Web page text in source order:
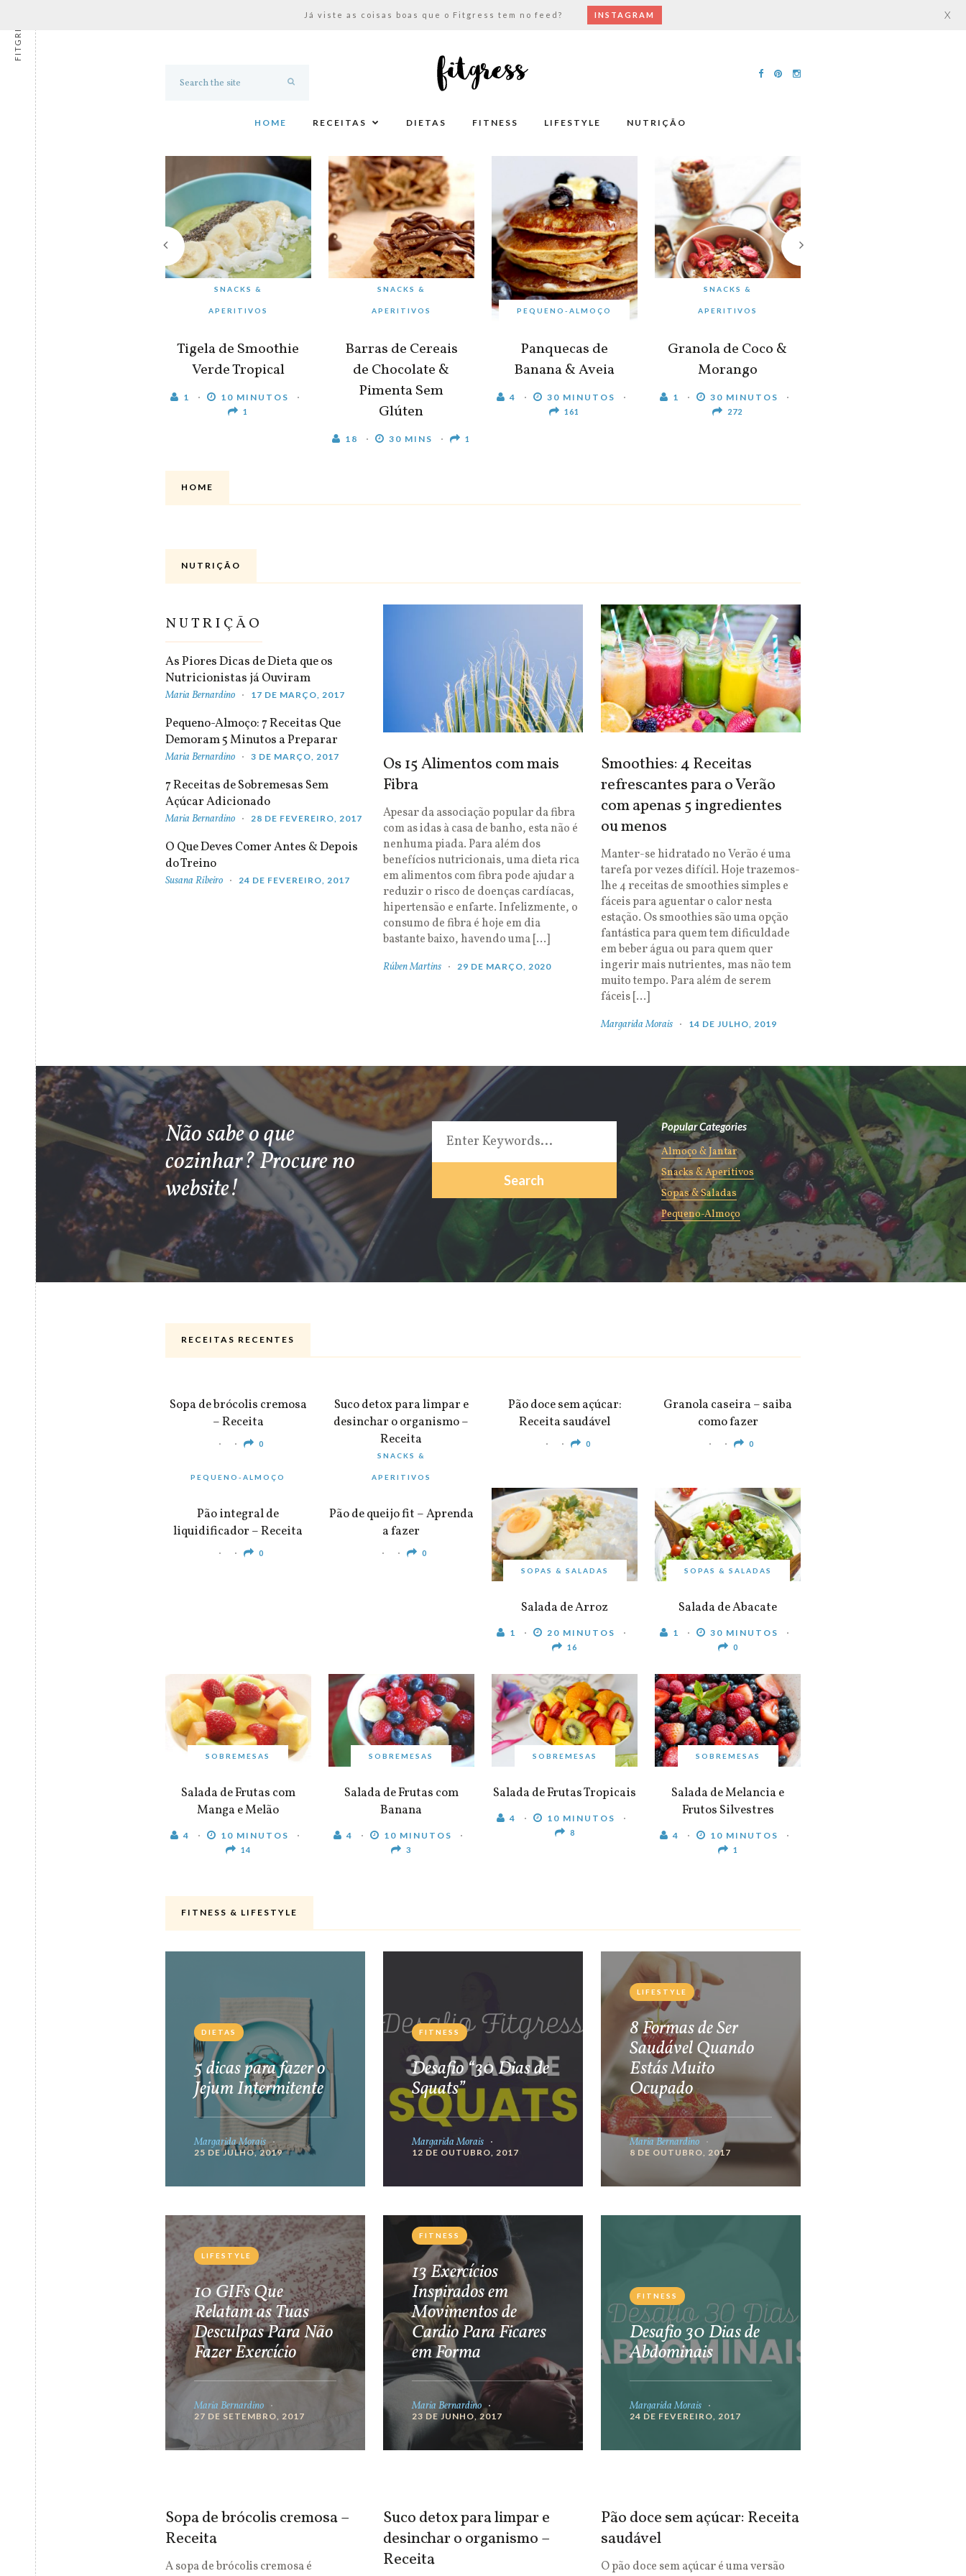
HOME RECEITAS DIETAS FITNESS LIFESTYLE NUTRIÇÃO
SNACKS &
APERITIVOS
Tigela de Smoothie
Verde Tropical
1 10 MINUTOS
1
SNACKS &
APERITIVOS
Barras de Cereais
de Chocolate &
Pimenta Sem
Glúten
18 30 MINS 1
PEQUENO-ALMOÇO
Panquecas de
Banana & Aveia
4 30 MINUTOS
161
SNACKS &
APERITIVOS
Granola de Coco &
Morango
1 30 MINUTOS
272
HOME
NUTRIÇÃO
NUTRIÇÃO
As Piores Dicas de Dieta que os
Nutricionistas já Ouviram
Maria Bernardino 17 DE MARÇO, 2017
Pequeno-Almoço: 7 Receitas Que
Demoram 5 Minutos a Preparar
Maria Bernardino 3 DE MARÇO, 2017
7 Receitas de Sobremesas Sem
Açúcar Adicionado
Maria Bernardino 28 DE FEVEREIRO, 2017
O Que Deves Comer Antes & Depois
do Treino
Susana Ribeiro 24 DE FEVEREIRO, 2017
Os 15 Alimentos com mais
Fibra
Apesar da associação popular da fibra
com as idas à casa de banho, esta não é
nenhuma piada. Para além dos
benefícios nutricionais, uma dieta rica
em alimentos com fibra pode ajudar a
reduzir o risco de doenças cardíacas,
hipertensão e enfarte. Infelizmente, o
consumo de fibra é hoje em dia
bastante baixo, havendo uma […]
Rúben Martins 29 DE MARÇO, 2020
Smoothies: 4 Receitas
refrescantes para o Verão
com apenas 5 ingredientes
ou menos
Manter-se hidratado no Verão é uma
tarefa por vezes difícil. Hoje trazemos-
lhe 4 receitas de smoothies simples e
fáceis para aguentar o calor nesta
estação. Os smoothies são uma opção
fantástica para quem tem dificuldade
em beber água ou para quem quer
ingerir mais nutrientes, mas não tem
muito tempo. Para além de serem
fáceis […]
Margarida Morais 14 DE JULHO, 2019
Não sabe o que
cozinhar? Procure no
website!
Popular Categories
Almoço & Jantar
Snacks & Aperitivos
Sopas & Saladas
Pequeno-Almoço
RECEITAS RECENTES
Sopa de brócolis cremosa
– Receita
0
Suco detox para limpar e
desinchar o organismo –
Receita
0
Pão doce sem açúcar:
Receita saudável
0
Granola caseira – saiba
como fazer
0
PEQUENO-ALMOÇO
Pão integral de
liquidificador – Receita
0
SNACKS &
APERITIVOS
Pão de queijo fit – Aprenda
a fazer
0
SOPAS & SALADAS
Salada de Arroz
1 20 MINUTOS
16
SOPAS & SALADAS
Salada de Abacate
1 30 MINUTOS
0
SOBREMESAS
Salada de Frutas com
Manga e Melão
4 10 MINUTOS
14
SOBREMESAS
Salada de Frutas com
Banana
4 10 MINUTOS
3
SOBREMESAS
Salada de Frutas Tropicais
4 10 MINUTOS
8
SOBREMESAS
Salada de Melancia e
Frutos Silvestres
4 10 MINUTOS
1
FITNESS & LIFESTYLE
DIETAS
5 dicas para fazer o
Jejum Intermitente
Margarida Morais
25 DE JULHO, 2019
FITNESS
Desafio “30 Dias de
Squats”
Margarida Morais
12 DE OUTUBRO, 2017
LIFESTYLE
8 Formas de Ser
Saudável Quando
Estás Muito
Ocupado
Maria Bernardino
8 DE OUTUBRO, 2017
LIFESTYLE
10 GIFs Que
Relatam as Tuas
Desculpas Para Não
Fazer Exercício
Maria Bernardino
27 DE SETEMBRO, 2017
FITNESS
13 Exercícios
Inspirados em
Movimentos de
Cardio Para Ficares
em Forma
Maria Bernardino
23 DE JUNHO, 2017
FITNESS
Desafio 30 Dias de
Abdominais
Margarida Morais
24 DE FEVEREIRO, 2017
Sopa de brócolis cremosa –
Receita
A sopa de brócolis cremosa é
Suco detox para limpar e
desinchar o organismo –
Receita
Pão doce sem açúcar: Receita
saudável
O pão doce sem açúcar é uma versão
FITGRESS Já viste as coisas boas que o Fitgress tem no feed? INSTAGRAM X